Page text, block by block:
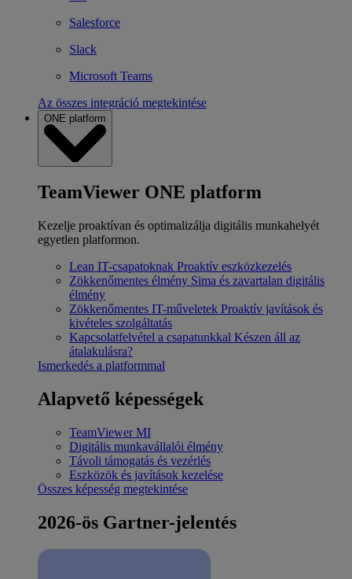
Salesforce
Slack
Microsoft Teams
Az összes integráció megtekintése
ONE platform
TeamViewer ONE platform
Kezelje proaktívan és optimalizálja digitális munkahelyét
egyetlen platformon.
Lean IT-csapatoknak Proaktív eszközkezelés
Zökkenőmentes élmény Sima és zavartalan digitális
élmény
Zökkenőmentes IT-műveletek Proaktív javítások és
kivételes szolgáltatás
Kapcsolatfelvétel a csapatunkkal Készen áll az
átalakulásra?
Ismerkedés a platformmal
Alapvető képességek
TeamViewer MI
Digitális munkavállalói élmény
Távoli támogatás és vezérlés
Eszközök és javítások kezelése
Összes képesség megtekintése
2026-ös Gartner-jelentés